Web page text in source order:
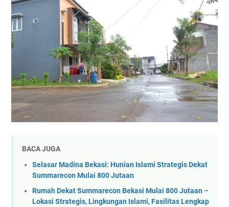
BACA JUGA
Selasar Madina Bekasi: Hunian Islami Strategis Dekat
Summarecon Mulai 800 Jutaan
Rumah Dekat Summarecon Bekasi Mulai 800 Jutaan –
Lokasi Strategis, Lingkungan Islami, Fasilitas Lengkap